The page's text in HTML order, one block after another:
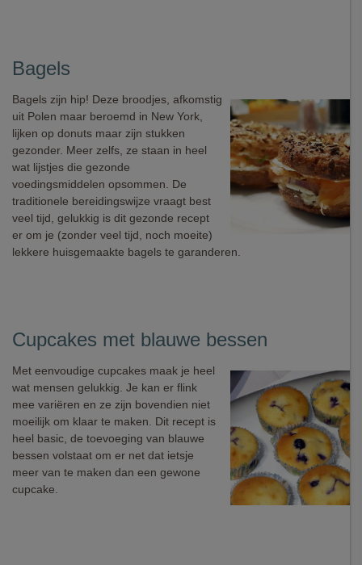
Bagels
Bagels zijn hip! Deze broodjes, afkomstig
uit Polen maar beroemd in New York,
lijken op donuts maar zijn stukken
gezonder. Meer zelfs, ze staan in heel
wat lijstjes die gezonde
voedingsmiddelen opsommen. De
traditionele bereidingswijze vraagt best
veel tijd, gelukkig is dit gezonde recept
er om je (zonder veel tijd, noch moeite)
lekkere huisgemaakte bagels te garanderen.
Cupcakes met blauwe bessen
Met eenvoudige cupcakes maak je heel
wat mensen gelukkig. Je kan er flink
mee variëren en ze zijn bovendien niet
moeilijk om klaar te maken. Dit recept is
heel basic, de toevoeging van blauwe
bessen volstaat om er net dat ietsje
meer van te maken dan een gewone
cupcake.